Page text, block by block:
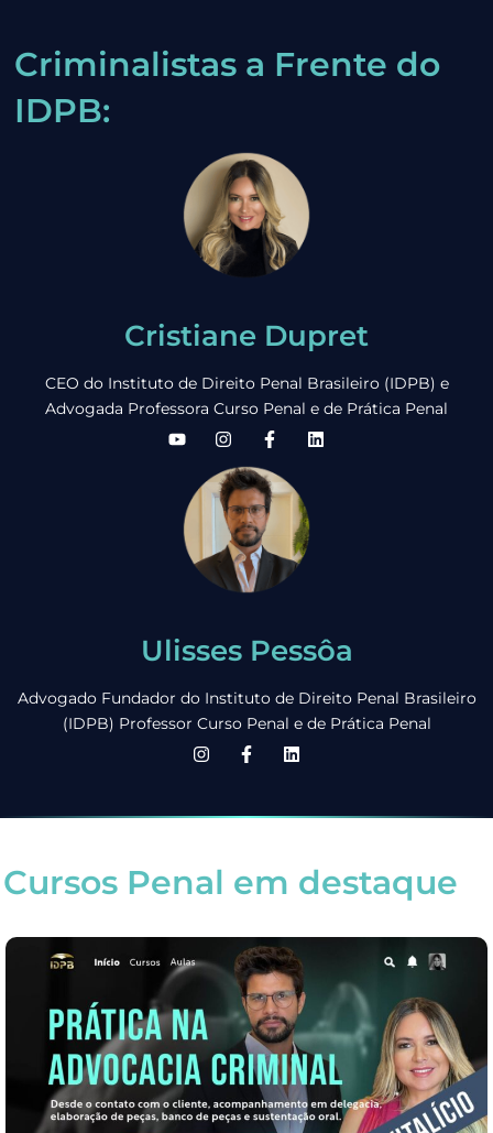
Criminalistas a Frente do
IDPB:
Cristiane Dupret
CEO do Instituto de Direito Penal Brasileiro (IDPB) e
Advogada Professora Curso Penal e de Prática Penal
Ulisses Pessôa
Advogado Fundador do Instituto de Direito Penal Brasileiro
(IDPB) Professor Curso Penal e de Prática Penal
Cursos Penal em destaque